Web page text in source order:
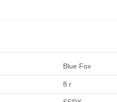
Blue Fox
8 г